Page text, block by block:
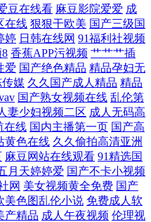
五 黑人妖肏逼 91高清视频 日韩黑
品19p 91精品视频入口 日韩看片
午夜成人手机视频 精品久久 91
日视频在线 影音先锋av资源色图
妻色图 国产精品久久一级 91在线
人 日韩极品av 传媒视频高清一区
豆在线看 麻豆影院爱爱 成
在线 狠狠干欧美 国产三级国
婷 日韩在线网 91福利社视频
香蕉APP污视频 艹艹艹插
爱 国产绝色精品 精品孕妇无
传媒 久久国产成人精品 精品
国产熟女视频在线 乱伦第
妻少妇视频二区 成人无码高
在线 国内主播第一页 国产高
黄色在线 久久偷拍高清亚洲
麻豆网站在线观看 91精选国
月天婷婷爱 国产不卡小视频
网 美女视频黄全免费 国产
美色图乱伦小说 免费成人软
产精品 成人午夜视频 伦理视